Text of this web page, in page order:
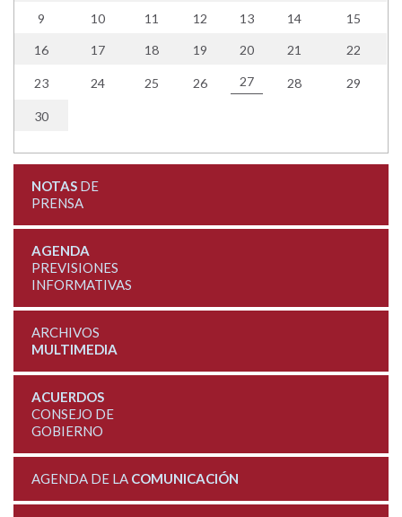
9 10 11 12 13 14 15
16 17 18 19 20 21 22
23 24 25 26 27 28 29
30
NOTASDE
PRENSA
AGENDA
PREVISIONES
INFORMATIVAS
ARCHIVOS
MULTIMEDIA
ACUERDOS
CONSEJO DE
GOBIERNO
AGENDA DE LA COMUNICACIÓN